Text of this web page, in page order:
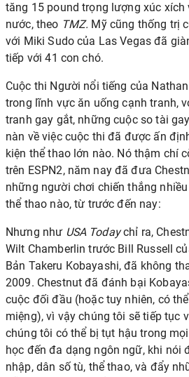
tăng 15 pound trọng lượng xúc
nước, theo TMZ. Mỹ cũng thống trị
với Miki Sudo của Las Vegas đã
tiếp với 41 con chó.
Cuộc thi Người nổi tiếng của
trong lĩnh vực ăn uống cạnh tranh,
tranh gay gắt, những cuộc so tài
nàn về việc cuộc thi đã được ấn
kiện thể thao lớn nào. Nó thậm chí
trên ESPN2, năm nay đã đưa
những người chơi chiến thắng
thể thao nào, từ trước đến nay:
Nhưng như USA Todaychỉ ra,
Wilt Chamberlin trước Bill Russell
Bản Takeru Kobayashi, đã không
2009. Chestnut đã đánh bại
cuộc đối đầu (hoặc tuy nhiên, có
miệng), vì vậy chúng tôi sẽ tiếp tục
chúng tôi có thể bị tụt hậu trong
học đến đa dạng ngôn ngữ,khi nói
nhập, dân số tù, thể thao,và đẩy